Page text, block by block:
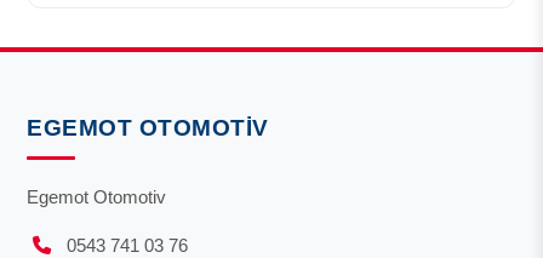
EGEMOT OTOMOTIV
Egemot Otomotiv
0543 741 03 76